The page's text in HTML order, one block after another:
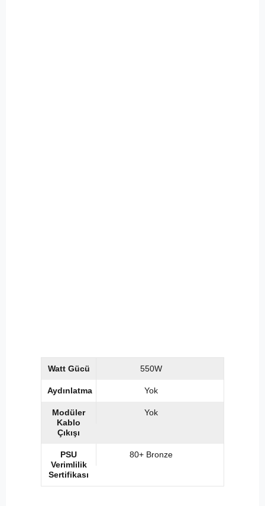
Watt Gücü 550W
Aydınlatma Yok
Modüler
Kablo
Çıkışı
Yok
PSU
Verimlilik
Sertifikası
80+ Bronze